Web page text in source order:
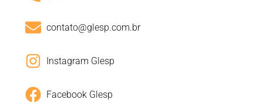
contato@glesp.com.br
Instagram Glesp
Facebook Glesp